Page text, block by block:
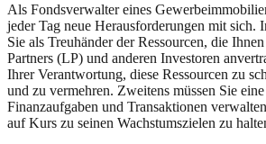
Als Fondsverwalter eines
jeder Tag neue Herausforderungen mit sich.
Sie als Treuhänder der Ressourcen, die
Partners (LP) und anderen Investoren
Ihrer Verantwortung, diese Ressourcen zu
und zu vermehren. Zweitens müssen Sie
Finanzaufgaben und Transaktionen
auf Kurs zu seinen Wachstumszielen zu